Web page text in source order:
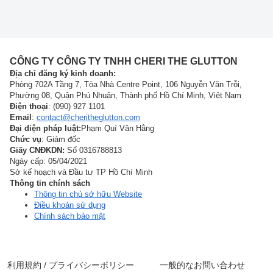
CÔNG TY CÔNG TY TNHH CHERI THE GLUTTON
Địa chỉ đăng ký kinh doanh:
Phòng 702A Tầng 7, Tòa Nhà Centre Point, 106 Nguyễn Văn Trỗi,
Phường 08, Quận Phú Nhuận, Thành phố Hồ Chí Minh, Việt Nam
Điện thoại: (090) 927 1101
Email : contact@cheritheglutton.com
Đại diện pháp luật: Phạm Quí Vân Hằng
Chức vụ: Giám đốc
Giấy CNĐKDN: Số 0316788813
Ngày cấp: 05/04/2021
Sở kế hoạch và Đầu tư TP Hồ Chí Minh
Thông tin chính sách
Thông tin chủ sở hữu Website
Điều khoản sử dụng
Chính sách bảo mật
利用規約 / プライバシーポリシー 一般的なお問い合わせ